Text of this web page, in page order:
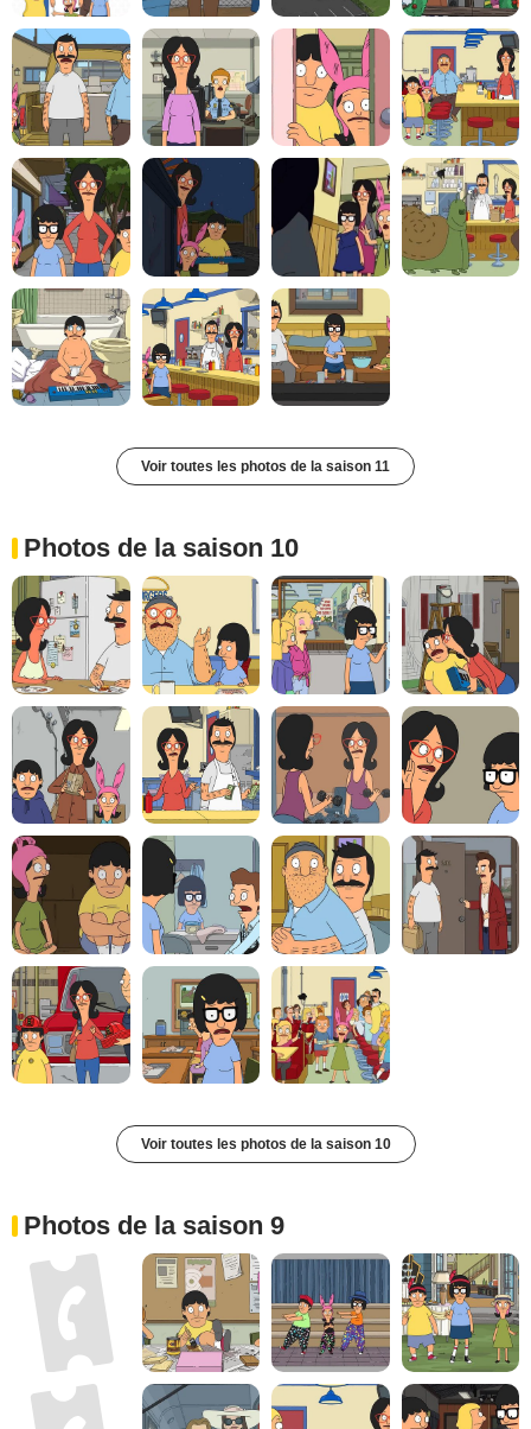
Voir toutes les photos de la saison 11
Photos de la saison 10
Voir toutes les photos de la saison 10
Photos de la saison 9